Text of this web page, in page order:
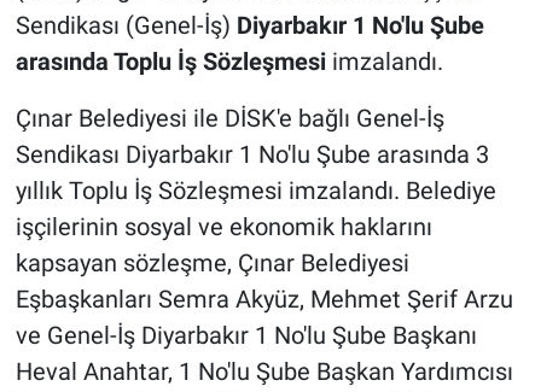
Sendikası (Genel-İş) Diyarbakır 1 No'lu Şube
arasında Toplu İş Sözleşmesi imzalandı.
Çınar Belediyesi ile DİSK'e bağlı Genel-İş
Sendikası Diyarbakır 1 No'lu Şube arasında 3
yıllık Toplu İş Sözleşmesi imzalandı. Belediye
işçilerinin sosyal ve ekonomik haklarını
kapsayan sözleşme, Çınar Belediyesi
Eşbaşkanları Semra Akyüz, Mehmet Şerif Arzu
ve Genel-İş Diyarbakır 1 No'lu Şube Başkanı
Heval Anahtar, 1 No'lu Şube Başkan Yardımcısı